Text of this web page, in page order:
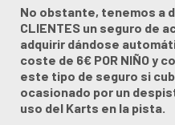
No obstante, tenemos a
CLIENTES un seguro de
adquirir dándose
coste de 6€ POR NIÑO y
este tipo de seguro si
ocasionado por un
uso del Karts en la pista.